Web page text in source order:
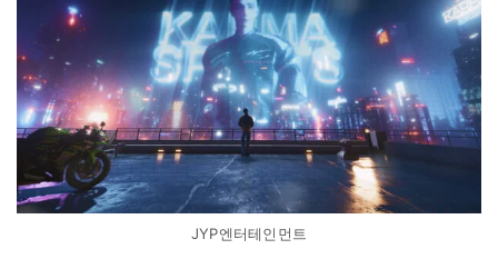
JYP엔터테인먼트